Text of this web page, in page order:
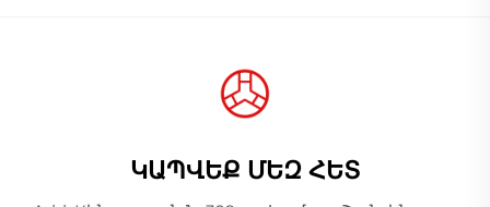
ԿԱՊՎԵՔ ՄԵԶ ՀԵՏ